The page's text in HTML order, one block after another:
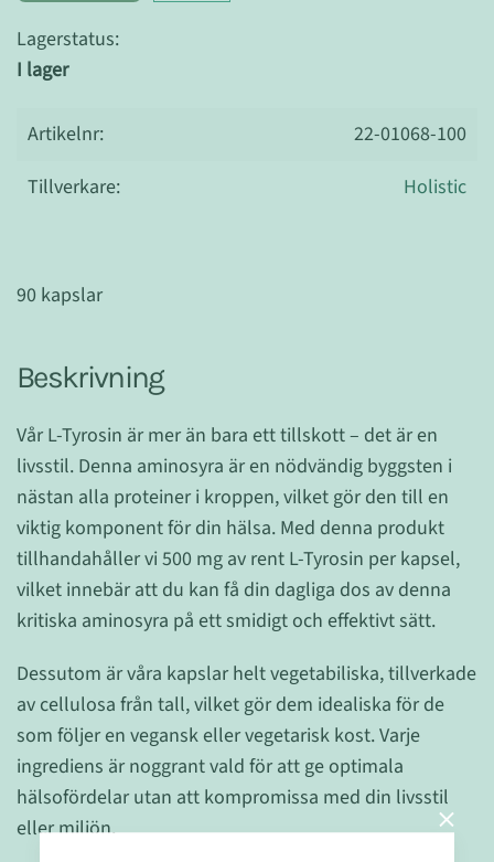
Lagerstatus:
I lager
Artikelnr:
22-01068-100
Tillverkare:
Holistic
90 kapslar
Beskrivning
Vår L-Tyrosin är mer än bara ett tillskott – det är en
livsstil. Denna aminosyra är en nödvändig byggsten i
nästan alla proteiner i kroppen, vilket gör den till en
viktig komponent för din hälsa. Med denna produkt
tillhandahåller vi 500 mg av rent L-Tyrosin per kapsel,
vilket innebär att du kan få din dagliga dos av denna
kritiska aminosyra på ett smidigt och effektivt sätt.
Dessutom är våra kapslar helt vegetabiliska, tillverkade
av cellulosa från tall, vilket gör dem idealiska för de
som följer en vegansk eller vegetarisk kost. Varje
ingrediens är noggrant vald för att ge optimala
hälsofördelar utan att kompromissa med din livsstil
eller miljön.